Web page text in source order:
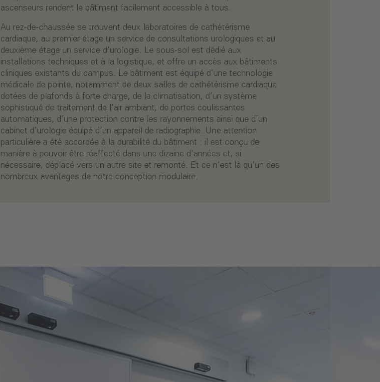
ascenseurs rendent le bâtiment facilement accessible à tous.
Au rez-de-chaussée se trouvent deux laboratoires de cathétérisme
cardiaque, au premier étage un service de consultations urologiques et au
deuxième étage un service d’urologie. Le sous-sol est dédié aux
installations techniques et à la logistique, et offre un accès aux bâtiments
cliniques existants du campus. Le bâtiment est équipé d’une technologie
médicale de pointe, notamment de deux salles de cathétérisme cardiaque
dotées de plafonds à forte charge, de la climatisation, d’un système
sophistiqué de traitement de l’air ambiant, de portes coulissantes
automatiques, d’une protection contre les rayonnements ainsi que d’un
cabinet d’urologie équipé d’un appareil de radiographie. Une attention
particulière a été accordée à la durabilité du bâtiment : il est conçu de
manière à pouvoir être réaffecté dans une dizaine d’années et, si
nécessaire, déplacé vers un autre site et remonté. Et ce n’est là qu’un des
nombreux avantages de notre conception modulaire.